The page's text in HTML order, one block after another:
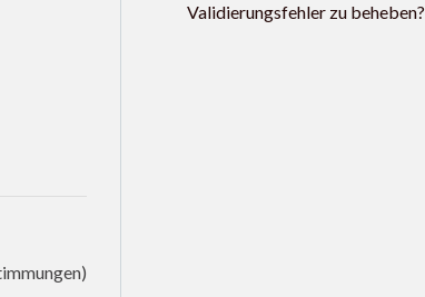
Validierungsfehler zu beheben?